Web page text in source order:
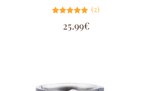
5.00
sur 5
(2)
25.99€